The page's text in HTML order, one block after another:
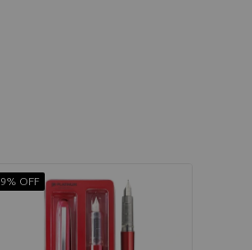
9% OFF